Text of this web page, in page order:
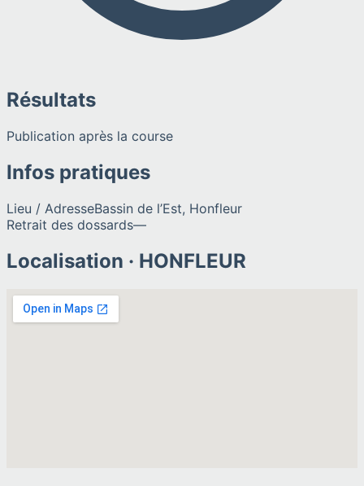
Résultats
Publication après la course
Infos pratiques
Lieu / AdresseBassin de l’Est, Honfleur
Retrait des dossards—
Localisation · HONFLEUR